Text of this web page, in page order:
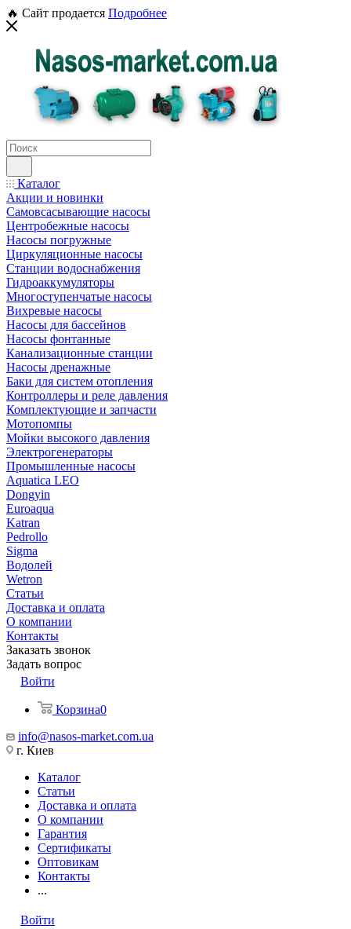
🔥 Сайт продается Подробнее
Каталог
Акции и новинки
Самовсасывающие насосы
Центробежные насосы
Насосы погружные
Циркуляционные насосы
Станции водоснабжения
Гидроаккумуляторы
Многоступенчатые насосы
Вихревые насосы
Насосы для бассейнов
Насосы фонтанные
Канализационные станции
Насосы дренажные
Баки для систем отопления
Контроллеры и реле давления
Комплектующие и запчасти
Мотопомпы
Мойки высокого давления
Электрогенераторы
Промышленные насосы
Aquatica LEO
Dongyin
Euroaqua
Katran
Pedrollo
Sigma
Водолей
Wetron
Статьи
Доставка и оплата
О компании
Контакты
Заказать звонок
Задать вопрос
Войти
Корзина0
info@nasos-market.com.ua
г. Киев
Каталог
Статьи
Доставка и оплата
О компании
Гарантия
Сертификаты
Оптовикам
Контакты
...
Войти